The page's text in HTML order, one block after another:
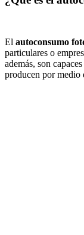
El autoconsumo
particulares o
además, son
producen por medio